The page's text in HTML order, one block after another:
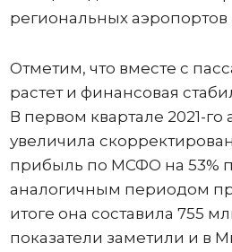
региональных аэропортов
Отметим, что вместе с
растет и финансовая
В первом квартале 2021-
увеличила
прибыль по МСФО на 53%
аналогичным периодом
итоге она составила 755
показатели заметили и в